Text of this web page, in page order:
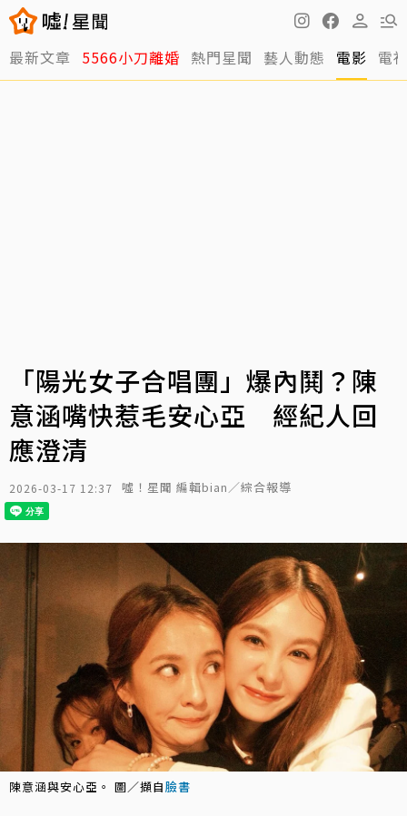
最新文章 5566小刀離婚 熱門星聞 藝人動態 電影 電
「陽光女子合唱團」爆內鬨？陳
意涵嘴快惹毛安心亞 經紀人回
應澄清
2026-03-17 12:37 噓！星聞 編輯bian／綜合報導
陳意涵與安心亞。 圖／擷自臉書